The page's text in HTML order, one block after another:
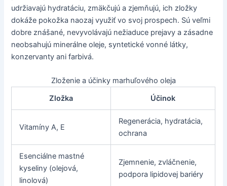
udržiavajú hydratáciu, zmäkčujú a zjemňujú, ich zložky
dokáže pokožka naozaj využiť vo svoj prospech. Sú veľmi
dobre znášané, nevyvolávajú nežiaduce prejavy a zásadne
neobsahujú minerálne oleje, syntetické vonné látky,
konzervanty ani farbivá.
Zloženie a účinky marhuľového oleja
Zložka
Účinok
Vitamíny A, E
Regenerácia, hydratácia,
ochrana
Esenciálne mastné
kyseliny (olejová,
linolová)
Zjemnenie, zvláčnenie,
podpora lipidovej bariéry